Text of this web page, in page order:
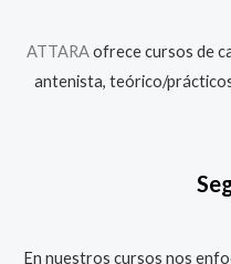
ATTARAofrece cursos de
antenista, teórico/
En nuestros cursos nos